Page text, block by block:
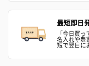
最短即日
「今日買っ
名入れや豊
短で翌日に